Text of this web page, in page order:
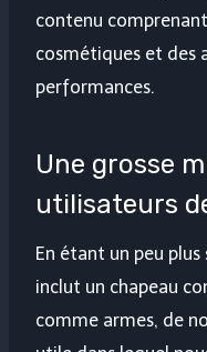
contenu
cosmétiques et des
performances.
Une grosse
utilisateurs
En étant un peu
inclut un chapeau
comme armes, de